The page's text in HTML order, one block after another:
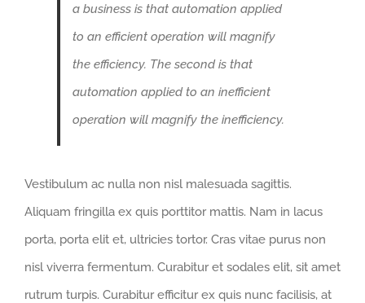
a business is that automation applied
to an efficient operation will magnify
the efficiency. The second is that
automation applied to an inefficient
operation will magnify the inefficiency.
Vestibulum ac nulla non nisl malesuada sagittis.
Aliquam fringilla ex quis porttitor mattis. Nam in lacus
porta, porta elit et, ultricies tortor. Cras vitae purus non
nisl viverra fermentum. Curabitur et sodales elit, sit amet
rutrum turpis. Curabitur efficitur ex quis nunc facilisis, at